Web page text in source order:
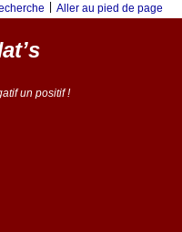
Aller au pied de page
un positif !